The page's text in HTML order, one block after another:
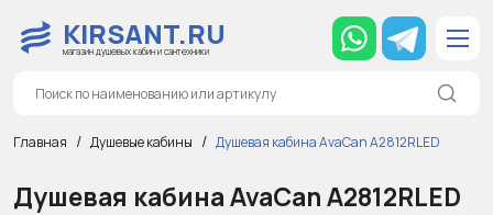
KIRSANT.RU
магазин душевых кабин и сантехники
Главная Душевые кабины Душевая кабина AvaCan A2812RLED
Душевая кабина AvaCan A2812RLED